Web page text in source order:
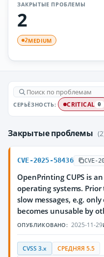
ЗАКРЫТЫЕ ПРОБЛЕМЫ
2
2MEDIUM
СЕРЬЁЗНОСТЬ: CRITICAL 0
Закрытые проблемы
CVE-2025-58436 CVE-
OpenPrinting CUPS is
operating systems.
slow messages, e.g.
becomes unusable by
ОПУБЛИКОВАНО: 2025-11-29
CVSS 3.x СРЕДНЯЯ 5.5